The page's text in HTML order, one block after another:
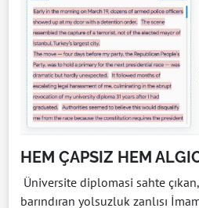
HEM ÇAPSIZ HEM
Üniversite diplomasi sahte
barındıran yolsuzluk zanlısı